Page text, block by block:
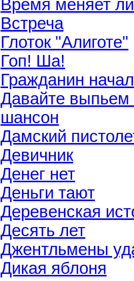
Время меняет
Встреча
Глоток "Алиготе"
Гоп! Ша!
Гражданин
Давайте выпьем
шансон
Дамский
Девичник
Денег нет
Деньги тают
Деревенская
Десять лет
Джентльмены
Дикая яблоня